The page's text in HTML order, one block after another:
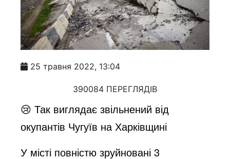
25 травня 2022, 13:04
390084 ПЕРЕГЛЯДІВ
😢 Так виглядає звільнений від
окупантів Чугуїв на Харківщині
У місті повністю зруйновані 3